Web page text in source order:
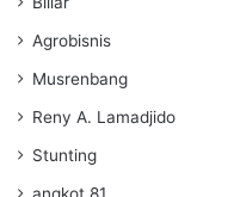
Agrobisnis
Musrenbang
Reny A. Lamadjido
Stunting